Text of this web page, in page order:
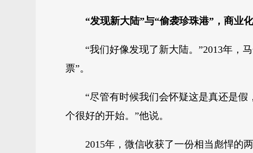
“发现新大陆”与“偷袭珍珠港”，商业
“我们好像发现了新大陆。”2013年，
票”。
“尽管有时候我们会怀疑这是真还是
个很好的开始。”他说。
2015年，微信收获了一份相当彪悍的